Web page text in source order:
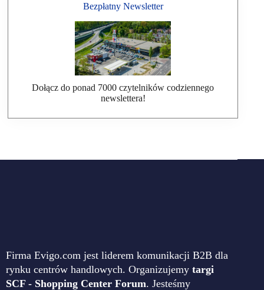
Bezpłatny Newsletter
Dołącz do ponad 7000 czytelników codziennego
newslettera!
Firma Evigo.com jest liderem komunikacji B2B dla
rynku centrów handlowych. Organizujemy targi
SCF - Shopping Center Forum. Jesteśmy